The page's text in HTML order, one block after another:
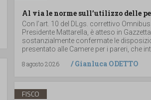
Al via le norme sull’utilizzo delle
Con l’art. 10 del DLgs. correttivo
Presidente Mattarella, è atteso in
sostanzialmente confermate le
presentato alle Camere per i pareri, che
8 agosto 2026
/Gianluca ODETTO
FISCO